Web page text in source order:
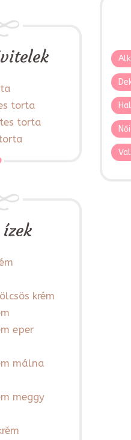
torta
torta
krém
eper
málna
meggy